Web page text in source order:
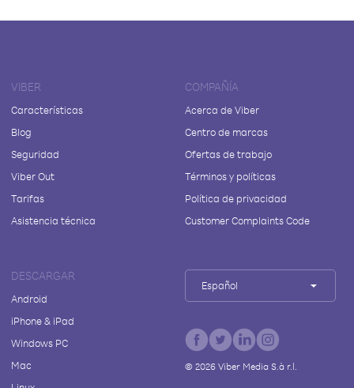
VIBER
Características
Blog
Seguridad
Viber Out
Tarifas
Asistencia técnica
COMPAÑÍA
Acerca de Viber
Centro de marcas
Ofertas de trabajo
Términos y políticas
Política de privacidad
Customer Complaints Code
DESCARGAR
Android
iPhone & iPad
Windows PC
Mac
Español
© 2026Viber Media S.à r.l.